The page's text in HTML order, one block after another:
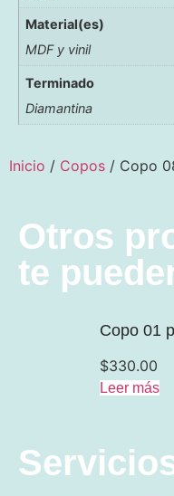
Material(es)
MDF y vinil
Terminado
Diamantina
Inicio / Copos / Copo
Otros
te
Copo 01
$330.00
Leer más